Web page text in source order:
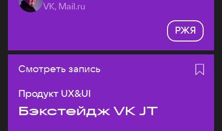
VK, Mail.ru
РЖЯ
Смотреть запись
Продукт UX&UI
Бэкстейдж VK JT